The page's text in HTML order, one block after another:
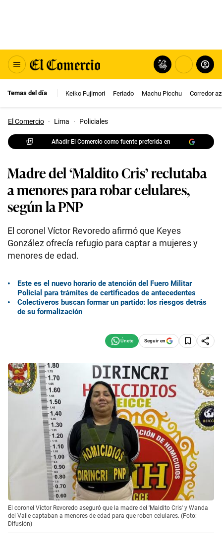
Temas del día Keiko Fujimori Feriado Machu Picchu Corredor
El Comercio · Lima · Policiales
Añadir El Comercio como fuente preferida en
Madre del ‘Maldito Cris’ reclutaba
a menores para robar celulares,
según la PNP
El coronel Víctor Revoredo afirmó que Keyes
González ofrecía refugio para captar a mujeres y
menores de edad.
Este es el nuevo horario de atención del Fuero Militar
Policial para trámites de certificados de antecedentes
Colectiveros buscan formar un partido: los riesgos detrás
de su formalización
Seguir en
El coronel Víctor Revoredo aseguró que la madre del 'Maldito Cris' y Wanda
del Valle captaban a menores de edad para que roben celulares. (Foto:
Difusión)